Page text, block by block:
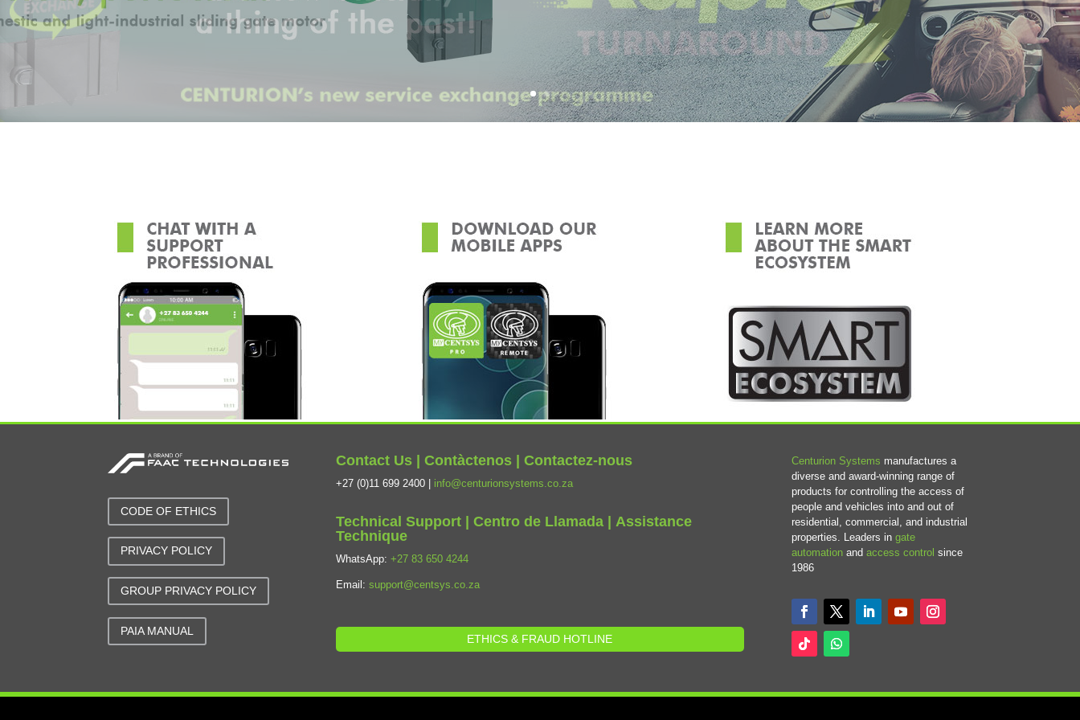
VIEW MORE
CODE OF ETHICS
PRIVACY POLICY
GROUP PRIVACY POLICY
PAIA MANUAL
Contact Us | Contàctenos | Contactez-nous
+27 (0)11 699 2400 | info@centurionsystems.co.za
Technical Support | Centro de Llamada | Assistance
Technique
WhatsApp: +27 83 650 4244
Email: support@centsys.co.za
ETHICS & FRAUD HOTLINE
Centurion Systems manufactures a
diverse and award-winning range of
products for controlling the access of
people and vehicles into and out of
residential, commercial, and industrial
properties. Leaders ingate
automation andaccess control since
1986